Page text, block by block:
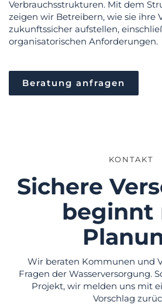
Verbrauchsstrukturen. Mit dem
zeigen wir Betreibern, wie sie ihre
zukunftssicher aufstellen,
organisatorischen Anforderungen.
Beratung anfragen
KONTAKT
Sichere
beginnt
Wir beraten Kommunen und
Fragen der Wasserversorgung.
Projekt, wir melden uns mit
Vorschlag